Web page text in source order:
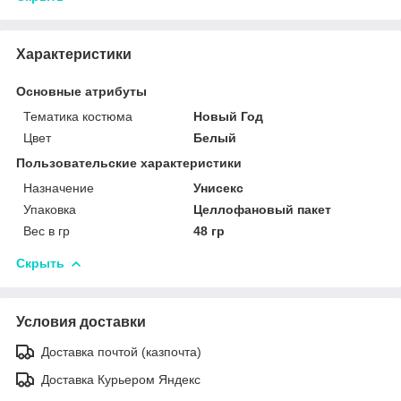
Характеристики
Основные атрибуты
Тематика костюма
Новый Год
Цвет
Белый
Пользовательские характеристики
Назначение
Унисекс
Упаковка
Целлофановый пакет
Вес в гр
48 гр
Скрыть
Условия доставки
Доставка почтой (казпочта)
Доставка Курьером Яндекс